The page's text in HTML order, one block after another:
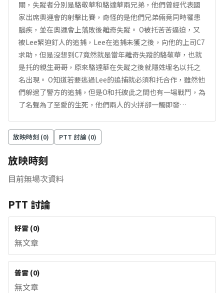
關，失蹤者分別是駱敬華和駱達華兩兄弟，他們曾經代表國
家出席奧運會的射擊比賽，奇怪的是他們兄弟倆竟同時罹患
腦疾，並在奧運會上落敗後離奇失蹤。 O被托苦苦逼迫，又
被Lee緊迫釘人的追捕，Lee在追捕未獲之後，向他的上司C7
求助，但是沒想到C7竟然就是當年離奇失蹤的駱敬華，也就
是托的親生哥哥，原來駱達華在失蹤之後就隱姓埋名以托之
名出現。 O知道若要逃過Lee的追捕就必須和托合作，雖然他
們躲過了警方的追捕，但是O和托彼此之間也有一場戰鬥，為
了名聲為了至愛的生死，他們兩人的火拼卻一觸即發…
放映時刻 (0) PTT 討論 (0)
放映時刻
目前無場次資料
PTT 討論
好雷 (0)
無文章
普雷 (0)
無文章